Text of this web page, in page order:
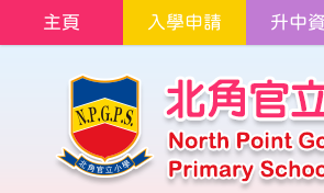
主頁 入學申請 升中